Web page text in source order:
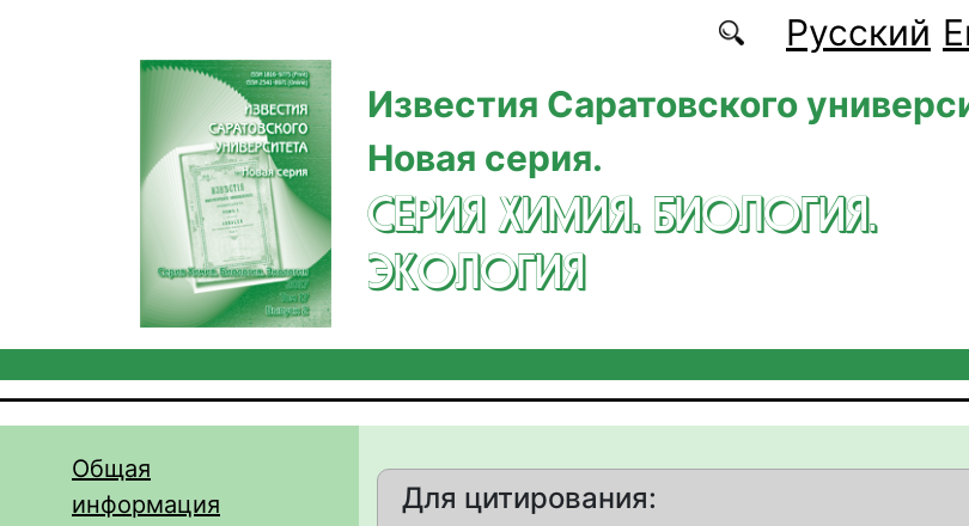
Русский
Известия Саратовского
Новая серия.
СЕРИЯ ХИМИЯ. БИОЛОГИЯ.
ЭКОЛОГИЯ
Общая
информация
Для цитирования: